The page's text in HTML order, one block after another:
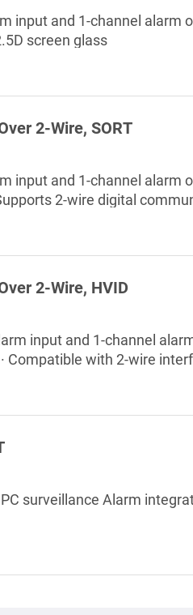
input and 1-channel alarm
screen glass
2-Wire, SORT
input and 1-channel alarm
2-wire digital
Supports daisy chain
2-Wire, HVID
input and 1-channel
Compatible with 2-wire
with one tap ·
surveillance Alarm